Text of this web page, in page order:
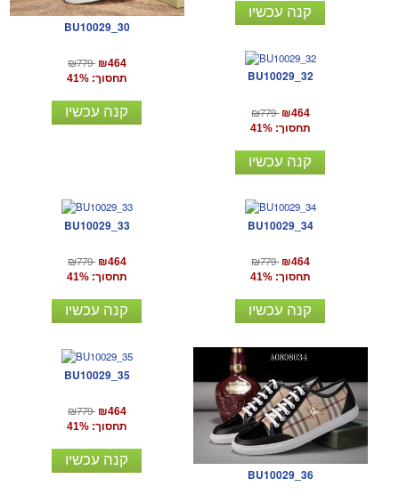
BU10029_30
₪779 ₪464
תחסוך: 41%
קנה עכשיו
קנה עכשיו
BU10029_32
₪779 ₪464
תחסוך: 41%
קנה עכשיו
BU10029_33
₪779 ₪464
תחסוך: 41%
קנה עכשיו
BU10029_34
₪779 ₪464
תחסוך: 41%
קנה עכשיו
BU10029_35
₪779 ₪464
תחסוך: 41%
קנה עכשיו
BU10029_36